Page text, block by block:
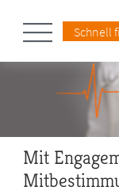
Schnell
Mit